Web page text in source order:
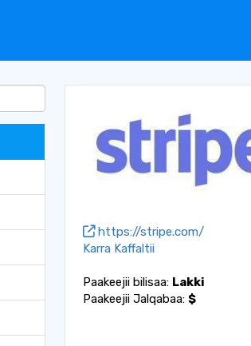
https://stripe.com/
Karra Kaffaltii
Paakeejii bilisaa: Lakki
Paakeejii Jalqabaa: $